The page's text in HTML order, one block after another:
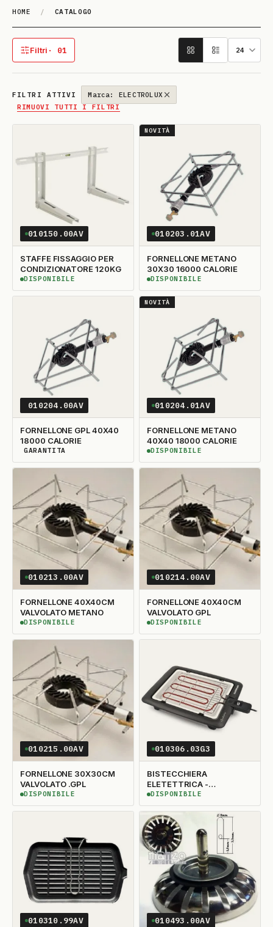
HOME / CATALOGO
Catalogo
Filtri · 01
1 filtro attivo
FILTRI ATTIVI
Marca: ELECTROLUX
RIMUOVI TUTTI I FILTRI
010150.00AV
STAFFE FISSAGGIO PER
CONDIZIONATORE 120KG
DISPONIBILE
DISPONIBILE
NOVITÀ
010203.01AV
FORNELLONE METANO
30X30 16000 CALORIE
DISPONIBILE
DISPONIBILE
010204.00AV
FORNELLONE GPL 40X40
18000 CALORIE
DISPONIBILITÀ GARANTITA
GARANTITA
NOVITÀ
010204.01AV
FORNELLONE METANO
40X40 18000 CALORIE
DISPONIBILE
DISPONIBILE
010213.00AV
FORNELLONE 40X40CM
VALVOLATO METANO
DISPONIBILE
DISPONIBILE
010214.00AV
FORNELLONE 40X40CM
VALVOLATO GPL
DISPONIBILE
DISPONIBILE
010215.00AV
FORNELLONE 30X30CM
VALVOLATO .GPL
DISPONIBILE
DISPONIBILE
010306.03G3
BISTECCHIERA
ELETETTRICA -
GIULIETTA G10024
DISPONIBILE
DISPONIBILE
010310.99AV 010493.00AV